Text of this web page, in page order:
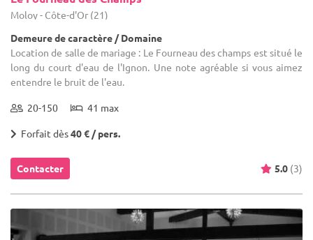
Moloy - Côte-d'Or (21)
Demeure de caractère / Domaine
Location de salle de mariage : Le Fourneau des champs est situé le
long du court d'eau de l'Ignon. Une note agréable si vous aimez
entendre le bruit de l'eau.
20-150 41 max
Forfait dès40 € / pers.
Contacter 5.0 (3)